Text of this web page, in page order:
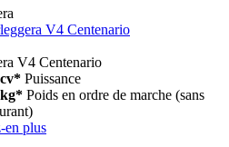
V4 Centenario
V4 Centenario
Puissance
Poids en ordre de marche (sans
en plus